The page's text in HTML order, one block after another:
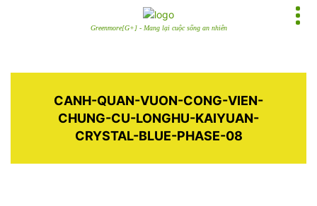
Greenmore[G+] - Mang lại cuộc sống an nhiên
CANH-QUAN-VUON-CONG-VIEN-
CHUNG-CU-LONGHU-KAIYUAN-
CRYSTAL-BLUE-PHASE-08